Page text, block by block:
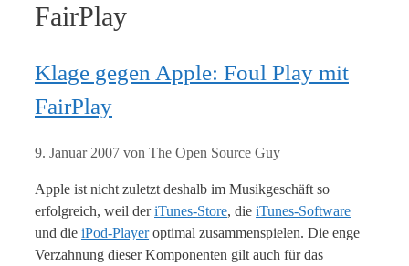
FairPlay
Klage gegen Apple: Foul Play mit
FairPlay
9. Januar 2007 von The Open Source Guy
Apple ist nicht zuletzt deshalb im Musikgeschäft so
erfolgreich, weil deriTunes-Store, die iTunes-Software
und die iPod-Playeroptimal zusammenspielen. Die enge
Verzahnung dieser Komponenten gilt auch für das